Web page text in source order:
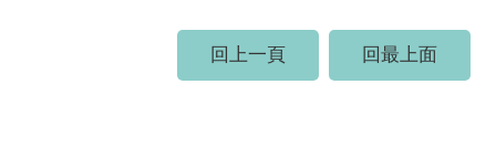
回上一頁 回最上面